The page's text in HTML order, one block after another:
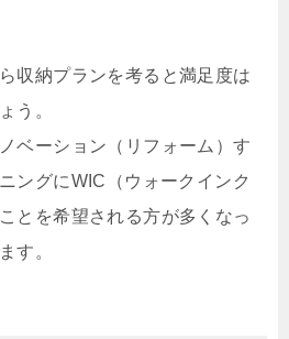
収納プランを考ると満足度は
う。
ベーション（リフォーム）す
ングにWIC（ウォークインク
とを希望される方が多くなっ
す。